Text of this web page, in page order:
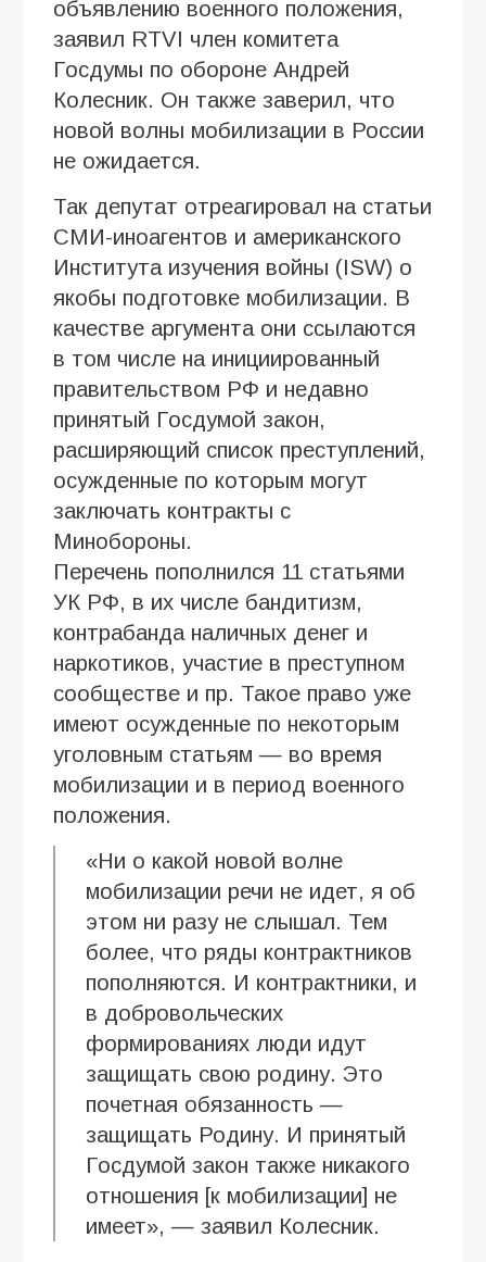
объявлению военного положения,
заявил RTVI член комитета
Госдумы по обороне Андрей
Колесник. Он также заверил, что
новой волны мобилизации в России
не ожидается.
Так депутат отреагировал на статьи
СМИ-иноагентов и американского
Института изучения войны (ISW) о
якобы подготовке мобилизации. В
качестве аргумента они ссылаются
в том числе на инициированный
правительством РФ и недавно
принятый Госдумой закон,
расширяющий список преступлений,
осужденные по которым могут
заключать контракты с
Минобороны.
Перечень пополнился 11 статьями
УК РФ, в их числе бандитизм,
контрабанда наличных денег и
наркотиков, участие в преступном
сообществе и пр. Такое право уже
имеют осужденные по некоторым
уголовным статьям — во время
мобилизации и в период военного
положения.
«Ни о какой новой волне
мобилизации речи не идет, я об
этом ни разу не слышал. Тем
более, что ряды контрактников
пополняются. И контрактники, и
в добровольческих
формированиях люди идут
защищать свою родину. Это
почетная обязанность —
защищать Родину. И принятый
Госдумой закон также никакого
отношения [к мобилизации] не
имеет», — заявил Колесник.